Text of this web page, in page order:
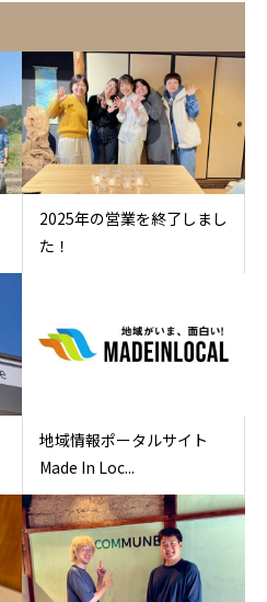
2025年の営業を終了しまし
た！
地域情報ポータルサイト
Made In Loc...